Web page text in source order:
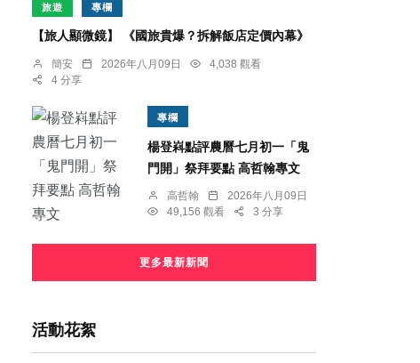
旅遊 專欄
【旅人顯微鏡】 《國旅貴爆？拆解飯店定價內幕》
簡安 2026年八月09日
4,038 觀看
4 分享
專欄
楊登嵙點評農曆七月初一「鬼
門開」祭拜要點 高哲翰專文
高哲翰
2026年八月09日
49,156 觀看
3 分享
更多最新新聞
活動花絮